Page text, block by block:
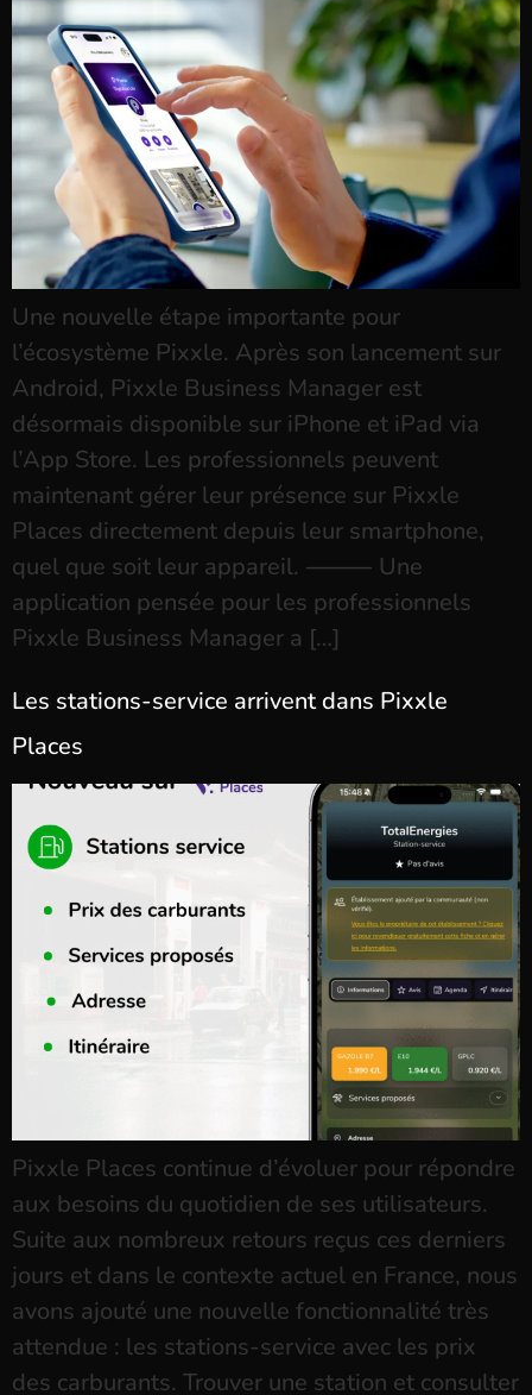
Une nouvelle étape importante pour
l’écosystème Pixxle. Après son lancement sur
Android, Pixxle Business Manager est
désormais disponible sur iPhone et iPad via
l’App Store. Les professionnels peuvent
maintenant gérer leur présence sur Pixxle
Places directement depuis leur smartphone,
quel que soit leur appareil. ⸻ Une
application pensée pour les professionnels
Pixxle Business Manager a […]
Les stations-service arrivent dans Pixxle
Places
Pixxle Places continue d’évoluer pour répondre
aux besoins du quotidien de ses utilisateurs.
Suite aux nombreux retours reçus ces derniers
jours et dans le contexte actuel en France, nous
avons ajouté une nouvelle fonctionnalité très
attendue : les stations-service avec les prix
des carburants. Trouver une station et consulter